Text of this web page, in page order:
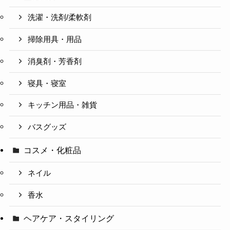
洗濯・洗剤/柔軟剤
掃除用具・用品
消臭剤・芳香剤
寝具・寝室
キッチン用品・雑貨
バスグッズ
コスメ・化粧品
ネイル
香水
ヘアケア・スタイリング